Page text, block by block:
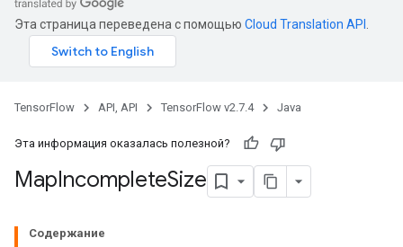
Эта страница переведена с помощью Cloud Translation API
TensorFlow API, API TensorFlow v2.7.4 Java
Эта информация оказалась полезной?
MapIncompleteSize
Содержание